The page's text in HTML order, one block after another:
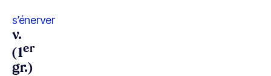
s’énerver
v.
(1er
gr.)